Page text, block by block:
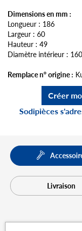
Dimensions en mm :
Longueur : 186
Largeur : 60
Hauteur : 49
Diamètre intérieur :
Remplace n° origine :
Créer
Sodipièces
Livraison